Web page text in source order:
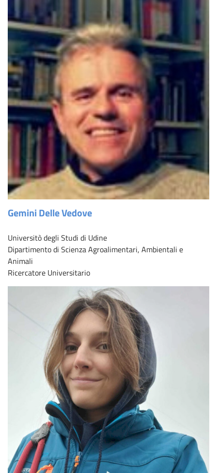
Gemini Delle Vedove
Universitò degli Studi di Udine
Dipartimento di Scienza Agroalimentari, Ambientali e
Animali
Ricercatore Universitario